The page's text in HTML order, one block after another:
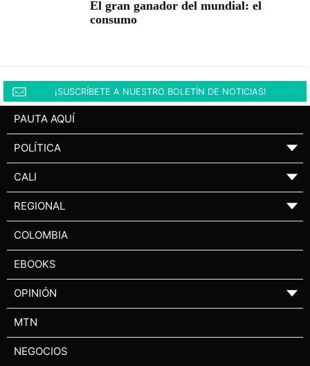
El gran ganador del mundial: el
consumo
¡SUSCRÍBETE A NUESTRO BOLETÍN DE NOTICIAS!
PAUTA AQUÍ
POLÍTICA ▼
CALI ▼
REGIONAL ▼
COLOMBIA
EBOOKS
OPINIÓN ▼
MTN
NEGOCIOS